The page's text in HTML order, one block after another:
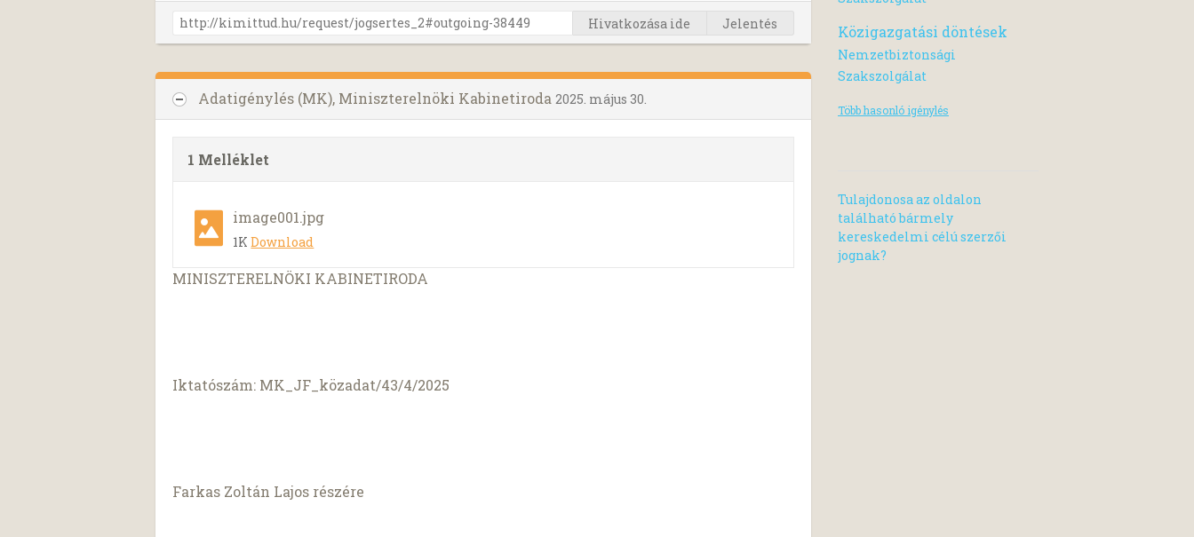
Hivatkozása ide Jelentés
Adatigénylés (MK), Miniszterelnöki Kabinetiroda 2025. május 30.
1 Melléklet
image001.jpg
1KDownload
MINISZTERELNÖKI KABINETIRODA
Iktatószám: MK_JF_közadat/43/4/2025
Farkas Zoltán Lajos részére
Közigazgatási döntések
Nemzetbiztonsági
Szakszolgálat
Több hasonló igénylés
Tulajdonosa az oldalon
található bármely
kereskedelmi célú szerzői
jognak?